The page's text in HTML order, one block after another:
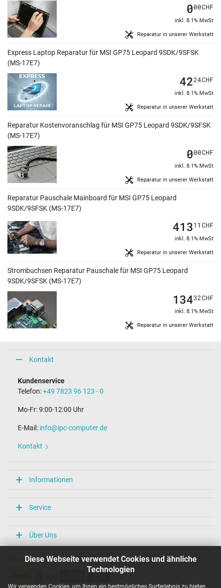
Diese Webseite verwendet Cookies und ähnliche
Technologien
Wir verwenden Cookies, um Ihnen ein bestmögliches Surferlebnis zu bieten
Reparatur in unserer Werkstatt
000CHF
inkl. 8.1% MwSt
Express Laptop Reparatur für MSI GP75 Leopard 9SDK/9SFSK
(MS-17E7)
Reparatur in unserer Werkstatt
4224CHF
inkl. 8.1% MwSt
Reparatur Kostenvoranschlag für MSI GP75 Leopard 9SDK/9SFSK
(MS-17E7)
Reparatur in unserer Werkstatt
000CHF
inkl. 8.1% MwSt
Reparatur Pauschale Mainboard für MSI GP75 Leopard
9SDK/9SFSK (MS-17E7)
Reparatur in unserer Werkstatt
41311 CHF
inkl. 8.1% MwSt
Strombuchsen Reparatur Pauschale für MSI GP75 Leopard
9SDK/9SFSK (MS-17E7)
Reparatur in unserer Werkstatt
13432CHF
inkl. 8.1% MwSt
Kontakt
Kundenservice
Telefon:+49 7823 96 123 - 0
Mo-Fr: 9:00-12:00 Uhr
E-Mail: info@ipc-computer.de
Kontakt
Informationen
Service
Über Uns
Unsere Versandarten